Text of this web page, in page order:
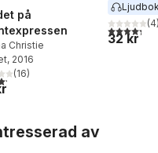
på
Christie
, 2016
5 stjärnor. Totalt antal röster:
(16)
Ljudbok
4,3utav 5(4)
32 kr
av